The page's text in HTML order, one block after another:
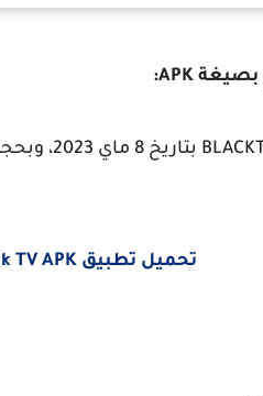
بصيغة APK :
تحميل تطبيق Black TV APK